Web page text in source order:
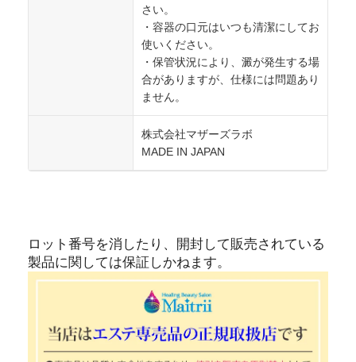
さい。
・容器の口元はいつも清潔にしてお
使いください。
・保管状況により、澱が発生する場
合がありますが、仕様には問題あり
ません。
株式会社マザーズラボ
MADE IN JAPAN
ロット番号を消したり、開封して販売されている
製品に関しては保証しかねます。